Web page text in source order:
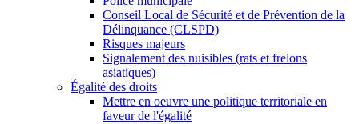
Conseil Local de Sécurité et de Prévention de la
Délinquance (CLSPD)
Risques majeurs
Signalement des nuisibles (rats et frelons
asiatiques)
Égalité des droits
Mettre en oeuvre une politique territoriale en
faveur de l'égalité